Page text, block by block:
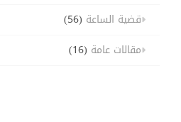
قضية الساعة (56)
مقالات عامة (16)